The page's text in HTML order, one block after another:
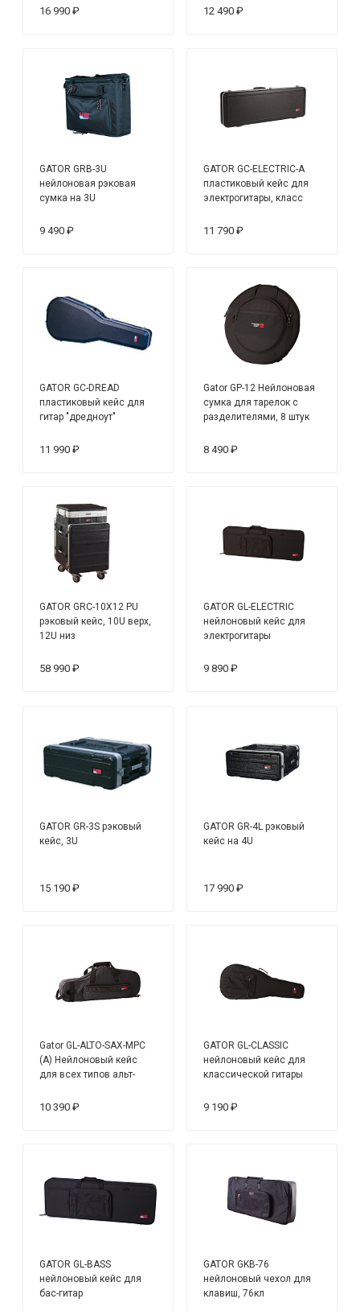
16 990 ₽ черный
12 490 ₽
GATOR GRB-3U
нейлоновая рэковая
сумка на 3U
9 490 ₽
GATOR GC-ELECTRIC-A
пластиковый кейс для
электрогитары, класс
11 790 ₽
GATOR GC-DREAD
пластиковый кейс для
гитар "дредноут"
11 990 ₽
Gator GP-12 Нейлоновая
сумка для тарелок с
разделителями, 8 штук
8 490 ₽
GATOR GRC-10X12 PU
рэковый кейс, 10U верх,
12U низ
58 990 ₽
GATOR GL-ELECTRIC
нейлоновый кейс для
электрогитары
9 890 ₽
GATOR GR-3S рэковый
кейс, 3U
15 190 ₽
GATOR GR-4L рэковый
кейс на 4U
17 990 ₽
Gator GL-ALTO-SAX-MPC
(A) Нейлоновый кейс
для всех типов альт-
10 390 ₽
GATOR GL-CLASSIC
нейлоновый кейс для
классической гитары
9 190 ₽
GATOR GL-BASS
нейлоновый кейс для
бас-гитар
GATOR GKB-76
нейлоновый чехол для
клавиш, 76кл